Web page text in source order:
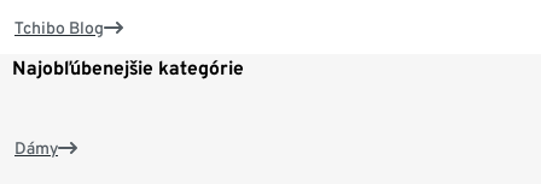
Tchibo Blog
Najobľúbenejšie kategórie
Dámy